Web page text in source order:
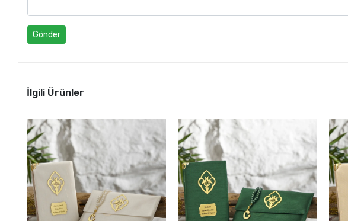
Gönder
İlgili Ürünler